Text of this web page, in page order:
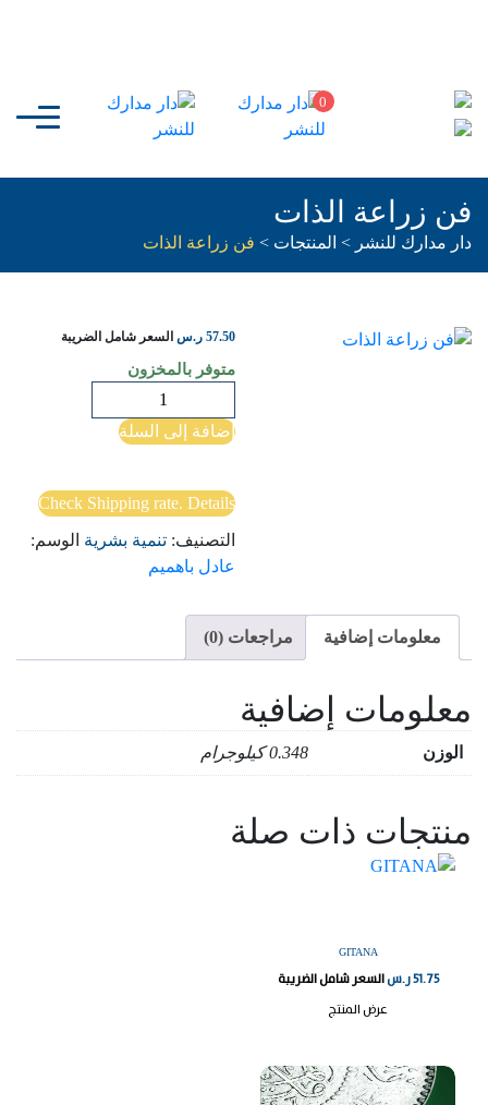
0
فن زراعة الذات
دار مدارك للنشر > المنتجات > فن زراعة الذات
57.50 ر.س السعر شامل الضريبة
متوفر بالمخزون
فن
زراعة
إضافة إلى السلة
Check Shipping rate. Details
التصنيف:تنمية بشرية الوسم:
عادل باهميم
معلومات إضافية مراجعات (0)
معلومات إضافية
الوزن 0.348 كيلوجرام
منتجات ذات صلة
GITANA
51.75ر.سالسعر شامل الضريبة
عرض المنتج